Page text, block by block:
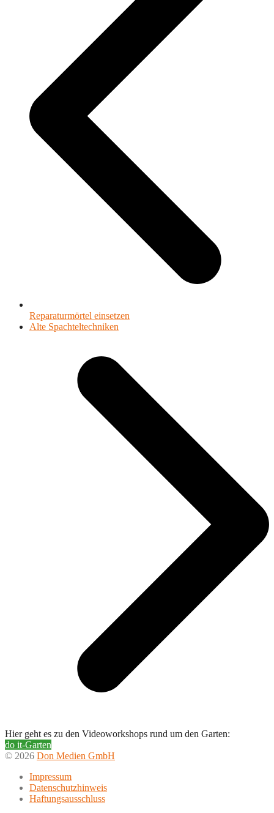
Reparaturmörtel einsetzen
Nächster
Alte Spachteltechniken
Hier geht es zu den Videoworkshops rund um den Garten:
do it-Garten
© 2026 Don Medien GmbH
Impressum
Datenschutzhinweis
Haftungsausschluss